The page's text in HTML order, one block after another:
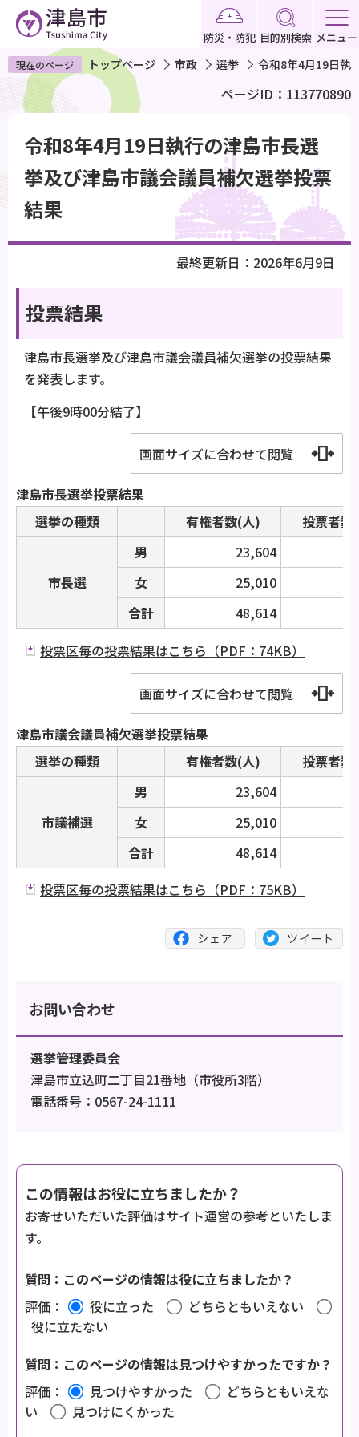
ペ
ー
ジ
で
す
防災・防犯 目的別検索 メニュー
現在のページ トップページ 市政 選挙 令和8年4月19日執
ページID：113770890
令和8年4月19日執行の津島市長選
挙及び津島市議会議員補欠選挙投票
結果
最終更新日：2026年6月9日
投票結果
津島市長選挙及び津島市議会議員補欠選挙の投票結果
を発表します。
【午後9時00分結了】
画面サイズに合わせて閲覧
津島市長選挙投票結果
選挙の種類
有権者数(人) 投票者数
市長選
男
23,604
女
25,010
合計
48,614
投票区毎の投票結果はこちら（PDF：74KB）
画面サイズに合わせて閲覧
津島市議会議員補欠選挙投票結果
選挙の種類
有権者数(人) 投票者数
市議補選
男
23,604
女
25,010
合計
48,614
投票区毎の投票結果はこちら（PDF：75KB）
お問い合わせ
選挙管理委員会
津島市立込町二丁目21番地（市役所3階）
電話番号：0567-24-1111
この情報はお役に立ちましたか？
お寄せいただいた評価はサイト運営の参考といたしま
す。
質問：このページの情報は役に立ちましたか？
評価：
役に立った
どちらともいえない
役に立たない
質問：このページの情報は見つけやすかったですか？
評価：
見つけやすかった
どちらともいえな
い
見つけにくかった